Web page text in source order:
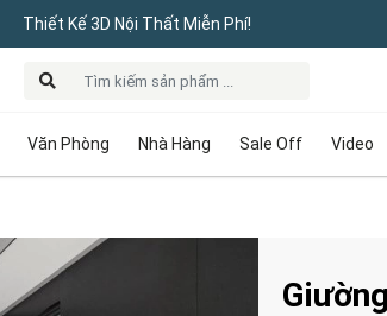
Thiết Kế 3D Nội Thất Miễn Phí!
Văn Phòng Nhà Hàng Sale Off Video